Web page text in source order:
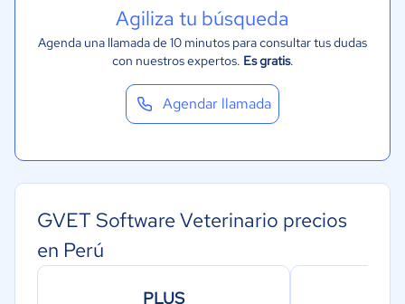
Agiliza tu búsqueda
Agenda una llamada de 10 minutos para consultar tus dudas
con nuestros expertos. Es gratis.
Agendar llamada
GVET Software Veterinario precios
en Perú
PLUS